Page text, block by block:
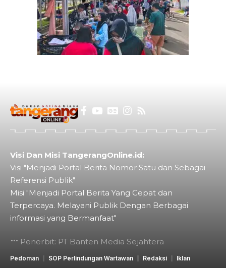
Visi Dan Misi TangerangOnline.id:
Visi "Menjadi Portal Berita Nomor Satu dan Sebagai
Referensi Publik"
Misi "Menjadi Portal Berita Yang Cepat dan
Terpercaya. Melayani Publik Dengan Berbagai
informasi yang Bermanfaat"
Penerbit: PT Banten Media Sejahtera
Pedoman SOP Perlindungan Wartawan Redaksi Iklan